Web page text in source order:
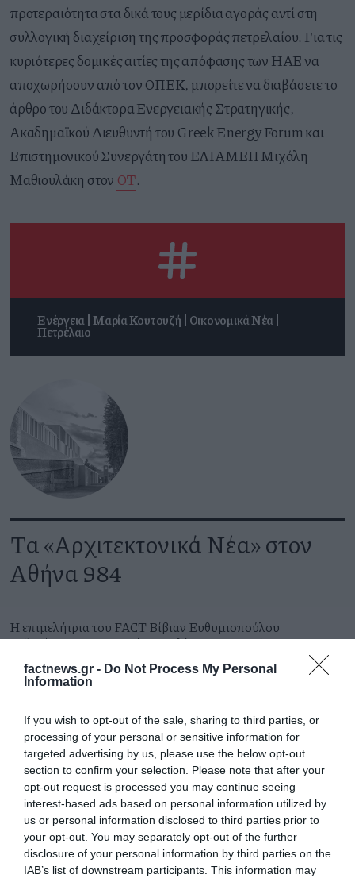
factnews.gr - Do Not Process My Personal
Information
If you wish to opt-out of the sale, sharing to third parties, or
processing of your personal or sensitive information for
targeted advertising by us, please use the below opt-out
section to confirm your selection. Please note that after your
opt-out request is processed you may continue seeing
interest-based ads based on personal information utilized by
us or personal information disclosed to third parties prior to
your opt-out. You may separately opt-out of the further
disclosure of your personal information by third parties on the
IAB’s list of downstream participants. This information may
προτεραιότητα στα δικά τους μερίδια αγοράς αντί στη
συλλογική διαχείριση της προσφοράς πετρελαίου. Για τις
κυριότερες δομικές αιτίες της απόφασης των ΗΑΕ να
αποχωρήσουν από τον ΟΠΕΚ, μπορείτε να διαβάσετε το
άρθρο του Διδάκτορα Ενεργειακής Στρατηγικής,
Ακαδημαϊκού Διευθυντή του Greek Energy Forum και
Επιστημονικού Συνεργάτη του ΕΛΙΑΜΕΠ Μιχάλη
Μαθιουλάκη στον ΟΤ.
Ενέργεια Μαρία Κουτουζή Οικονομικά Νέα
Πετρέλαιο
Τα «Αρχιτεκτονικά Νέα» στον
Αθήνα 984
Η επιμελήτρια του FACT Βίβιαν Ευθυμιοπούλου
συζητάει στην εκπομπή του Αθήνα984 «Δημόσια
Χατζηιωάννου, με τους αρχιτέκτονες Σταυρούλα
Χριστοφιλοπούλου και Γιώργο Ατσαλάκη.
Κυριακή 26 Ιουλίου 2026